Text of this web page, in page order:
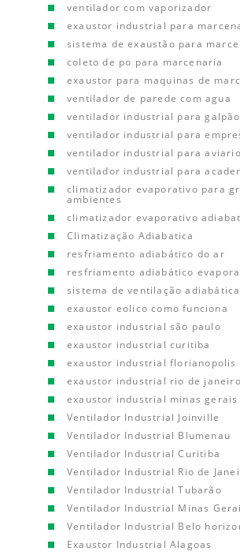
ventilador com vaporizador
exaustor industrial para
sistema de exaustão para
coleto de po para marcenaria
exaustor para maquinas de
ventilador de parede com agua
ventilador industrial para galpão
ventilador industrial para
ventilador industrial para aviario
ventilador industrial para
climatizador evaporativo para
ambientes
climatizador evaporativo
Climatização Adiabatica
resfriamento adiabático do ar
resfriamento adiabático
sistema de ventilação adiabática
exaustor eolico como funciona
exaustor industrial são paulo
exaustor industrial curitiba
exaustor industrial florianopolis
exaustor industrial rio de janeiro
exaustor industrial minas gerais
Ventilador Industrial Joinville
Ventilador Industrial Blumenau
Ventilador Industrial Curitiba
Ventilador Industrial Rio de
Ventilador Industrial Tubarão
Ventilador Industrial Minas
Ventilador Industrial Belo
Exaustor Industrial Alagoas